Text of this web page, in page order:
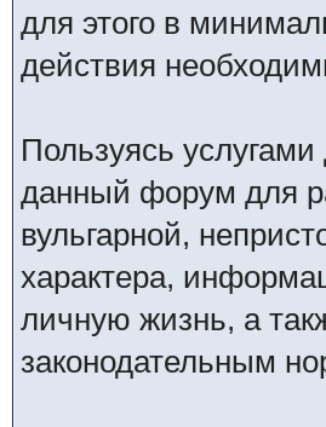
для этого в
действия
Пользуясь
данный форум для
вульгарной,
характера,
личную жизнь, а
законодательным